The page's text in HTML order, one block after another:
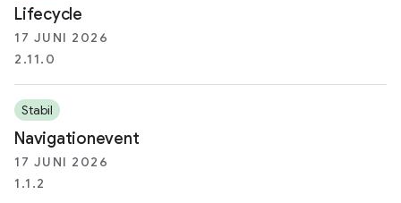
Lifecycle
17 JUNI 2026
2.11.0
Stabil
Navigationevent
17 JUNI 2026
1.1.2